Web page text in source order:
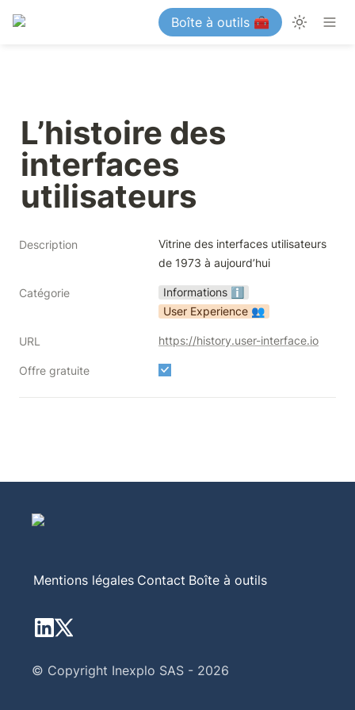
Boîte à outils 🧰
L’histoire des
interfaces
utilisateurs
Description
Vitrine des interfaces utilisateurs
de 1973 à aujourd’hui
Catégorie
Informations ℹ️
User Experience 👥
URL https://history.user-interface.io
Offre gratuite
Mentions légales Contact Boîte à outils
© Copyright Inexplo SAS - 2026